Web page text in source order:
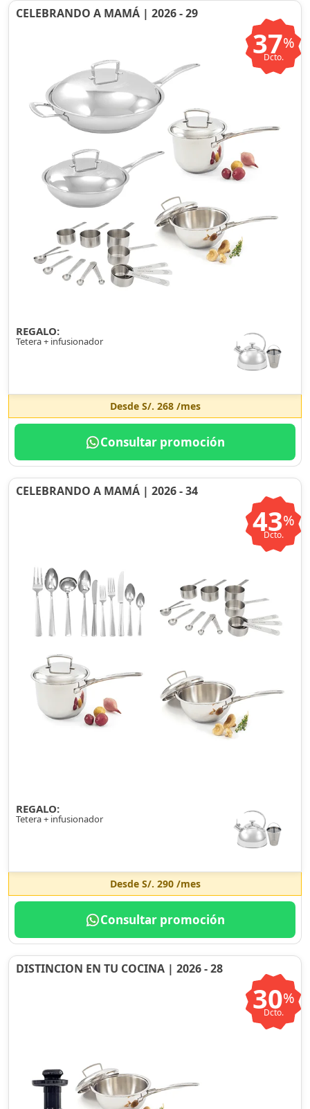
CELEBRANDO A MAMÁ | 2026 - 29
37%
Dcto.
REGALO:
Tetera + infusionador
Desde S/. 268/mes
Consultar promoción
CELEBRANDO A MAMÁ | 2026 - 34
43%
Dcto.
REGALO:
Tetera + infusionador
Desde S/. 290/mes
Consultar promoción
DISTINCION EN TU COCINA | 2026 - 28
30%
Dcto.